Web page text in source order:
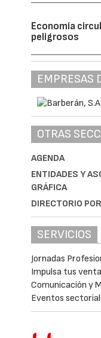
Economía
peligrosos
EMPRESAS
OTRAS
AGENDA
ENTIDADES Y
GRÁFICA
DIRECTORIO
SERVICIOS
Jornadas
Impulsa tus
Comunicación y
Eventos